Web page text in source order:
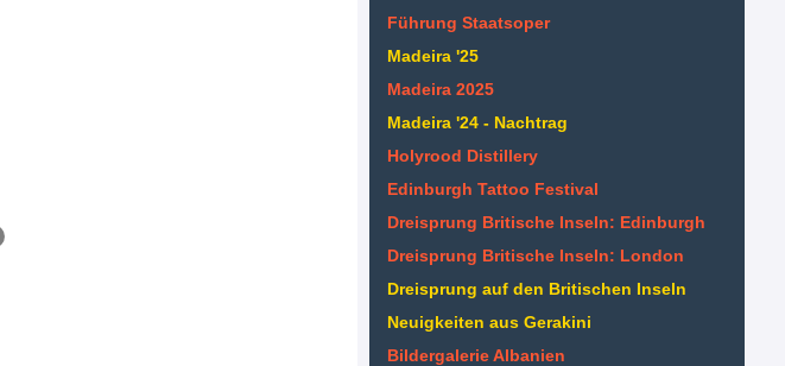
Führung Staatsoper
Madeira '25
Madeira 2025
Madeira '24 - Nachtrag
Holyrood Distillery
Edinburgh Tattoo Festival
Dreisprung Britische Inseln: Edinburgh
Dreisprung Britische Inseln: London
Dreisprung auf den Britischen Inseln
Neuigkeiten aus Gerakini
Bildergalerie Albanien